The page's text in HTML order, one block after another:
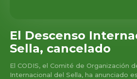
El Descenso
Sella, cancelado
El CODIS, el Comité de Organización
Internacional del Sella, ha anunciado